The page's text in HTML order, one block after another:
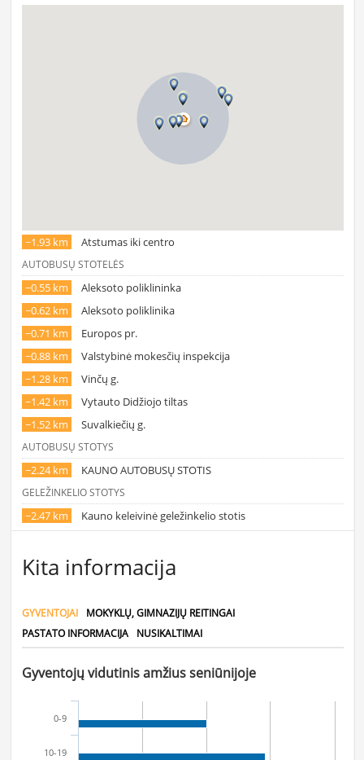
~1.93 km Atstumas iki centro
AUTOBUSŲ STOTELĖS
~0.55 km
Aleksoto poliklininka
~0.62 km
Aleksoto poliklinika
~0.71 km
Europos pr.
~0.88 km
Valstybinė mokesčių inspekcija
~1.28 km
Vinčų g.
~1.42 km
Vytauto Didžiojo tiltas
~1.52 km
Suvalkiečių g.
AUTOBUSŲ STOTYS
~2.24 km KAUNO AUTOBUSŲ STOTIS
GELEŽINKELIO STOTYS
~2.47 km Kauno keleivinė geležinkelio stotis
Kita informacija
GYVENTOJAI
MOKYKLŲ, GIMNAZIJŲ REITINGAI
PASTATO INFORMACIJA
NUSIKALTIMAI
Gyventojų vidutinis amžius seniūnijoje
0-9
10-19